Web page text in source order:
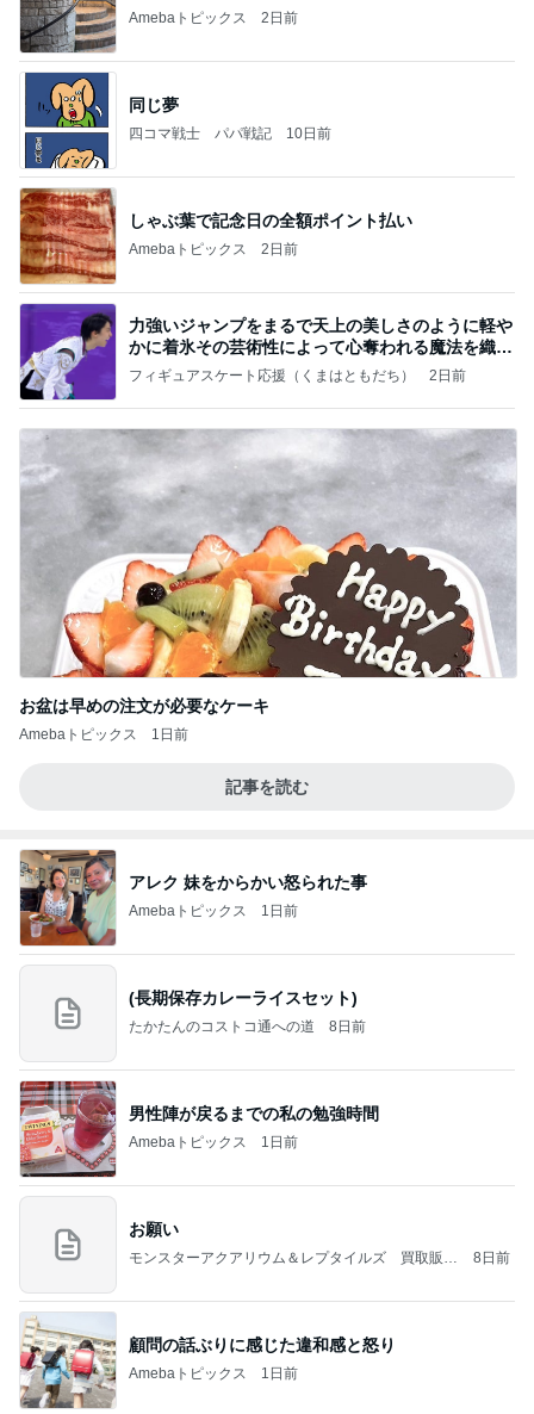
Amebaトピックス 2日前
同じ夢
四コマ戦士 パパ戦記 10日前
しゃぶ葉で記念日の全額ポイント払い
Amebaトピックス 2日前
力強いジャンプをまるで天上の美しさのように軽や
かに着氷その芸術性によって心奪われる魔法を織り
なす
フィギュアスケート応援（くまはともだち） 2日前
お盆は早めの注文が必要なケーキ
Amebaトピックス 1日前
記事を読む
アレク 妹をからかい怒られた事
Amebaトピックス 1日前
(長期保存カレーライスセット)
たかたんのコストコ通への道 8日前
男性陣が戻るまでの私の勉強時間
Amebaトピックス 1日前
お願い
モンスターアクアリウム＆レプタイルズ 買取販売
8日前
顧問の話ぶりに感じた違和感と怒り
Amebaトピックス 1日前